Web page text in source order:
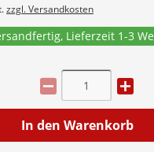
zzgl. Versandkosten
Lieferzeit 1-3
In den Warenkorb